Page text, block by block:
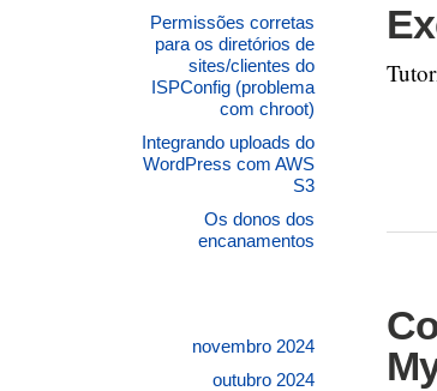
Permissões corretas
para os diretórios de
sites/clientes do
ISPConfig (problema
com chroot)
Integrando uploads do
WordPress com AWS
S3
Os donos dos
encanamentos
novembro 2024
outubro 2024